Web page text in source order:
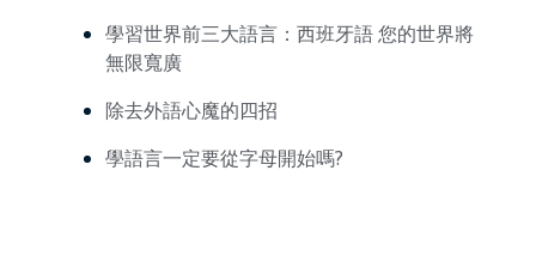
學習世界前三大語言：西班牙語 您的世界將
無限寬廣
除去外語心魔的四招
學語言一定要從字母開始嗎?